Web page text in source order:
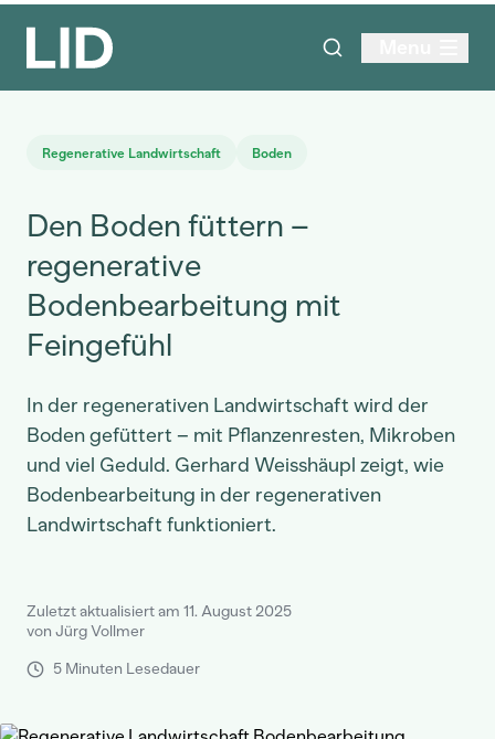
Regenerative Landwirtschaft Boden
Den Boden füttern –
regenerative
Bodenbearbeitung mit
Feingefühl
In der regenerativen Landwirtschaft wird der
Boden gefüttert – mit Pflanzenresten, Mikroben
und viel Geduld. Gerhard Weisshäupl zeigt, wie
Bodenbearbeitung in der regenerativen
Landwirtschaft funktioniert.
Zuletzt aktualisiert am 11. August 2025
von Jürg Vollmer
5 Minuten Lesedauer